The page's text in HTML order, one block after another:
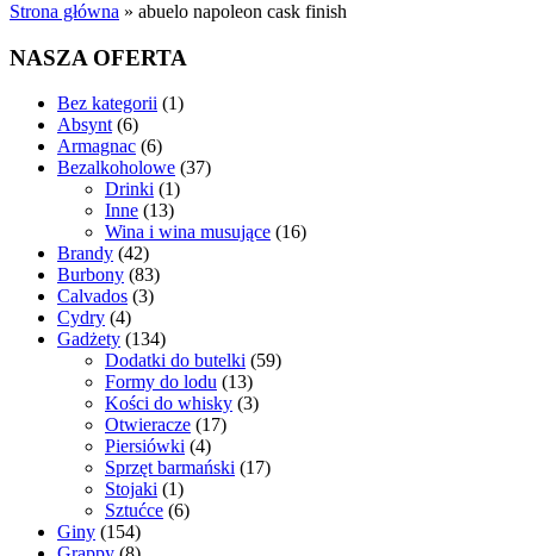
Strona główna » abuelo napoleon cask finish
NASZA OFERTA
Bez kategorii 11
Absynt 66
produktów
Armagnac 66
produktów
Bezalkoholowe 3737
Drinki 11
produkt
Inne 1313
produktów
Wina i wina musujące 1616
Brandy 4242
produkty
Burbony 8383
produkty
Calvados 33
Cydry 44
produkty
Gadżety 134134
produkty
Dodatki do butelki 5959
Formy do lodu 1313
produktów
Kości do whisky 33
Otwieracze 1717
Piersiówki 44
produkty
Sprzęt barmański 1717
Stojaki 11
produkt
Sztućce 66
Giny 154154